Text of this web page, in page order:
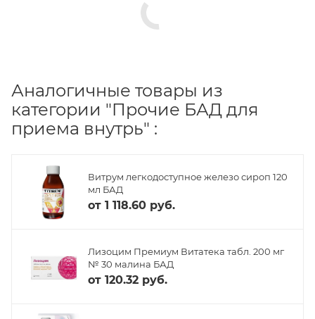
Аналогичные товары из
категории "Прочие БАД для
приема внутрь" :
Витрум легкодоступное железо сироп 120
мл БАД
от 1 118.60 руб.
Лизоцим Премиум Витатека табл. 200 мг
№ 30 малина БАД
от 120.32 руб.